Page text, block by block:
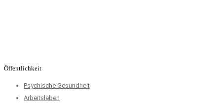
Öffentlichkeit
Psychische Gesundheit
Arbeitsleben